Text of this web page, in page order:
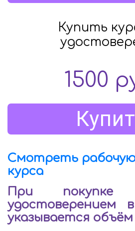
Купить
1500
Смотреть
курса
При
удостоверением
указывается объём